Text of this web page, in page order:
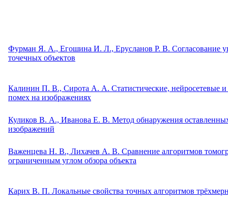
Фурман Я. А., Егошина И. Л., Ерусланов Р. В. Согласование
точечных объектов
Калинин П. В., Сирота А. А. Статистические, нейросетевые
помех на изображениях
Куликов В. А., Иванова Е. В. Метод обнаружения
изображений
Важенцева Н. В., Лихачев А. В. Сравнение алгоритмов
ограниченным углом обзора объекта
Карих В. П. Локальные свойства точных алгоритмов